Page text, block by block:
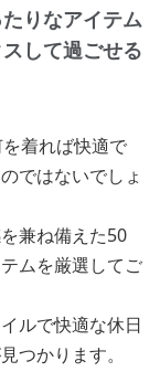
りなアイテム
して過ごせる
着れば快適で
ではないでしょ
兼ね備えた50
ムを厳選してご
ルで快適な休日
つかります。